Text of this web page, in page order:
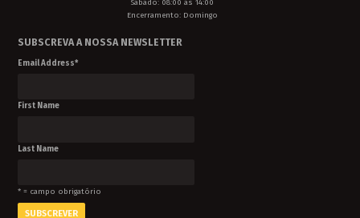
Sábado: 08:00 às 14:00
Encerramento: Domingo
SUBSCREVA A NOSSA NEWSLETTER
Email Address*
First Name
Last Name
* = campo obrigatório